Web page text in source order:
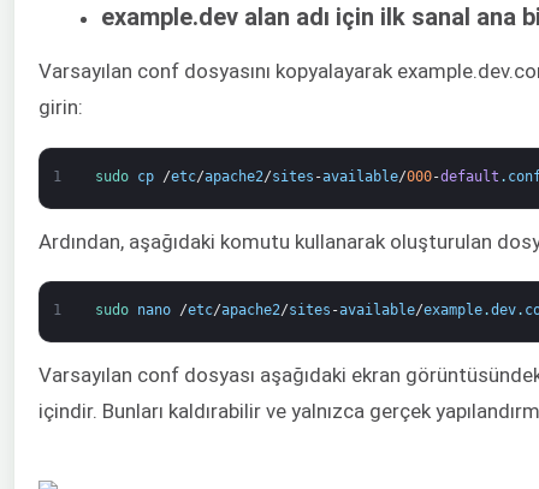
example.dev alan adı için ilk sanal ana
Varsayılan conf dosyasını kopyalayarak
girin:
1 sudo cp /etc/apache2/sites -available/000-default .
Ardından, aşağıdaki komutu kullanarak oluşturulan
1 sudo nano /etc/apache2/sites -available/example.dev.
Varsayılan conf dosyası aşağıdaki ekran
içindir. Bunları kaldırabilir ve yalnızca gerçek